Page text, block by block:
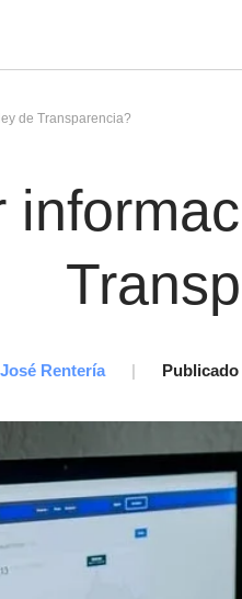
de Transparencia?
Rentería | Publicado